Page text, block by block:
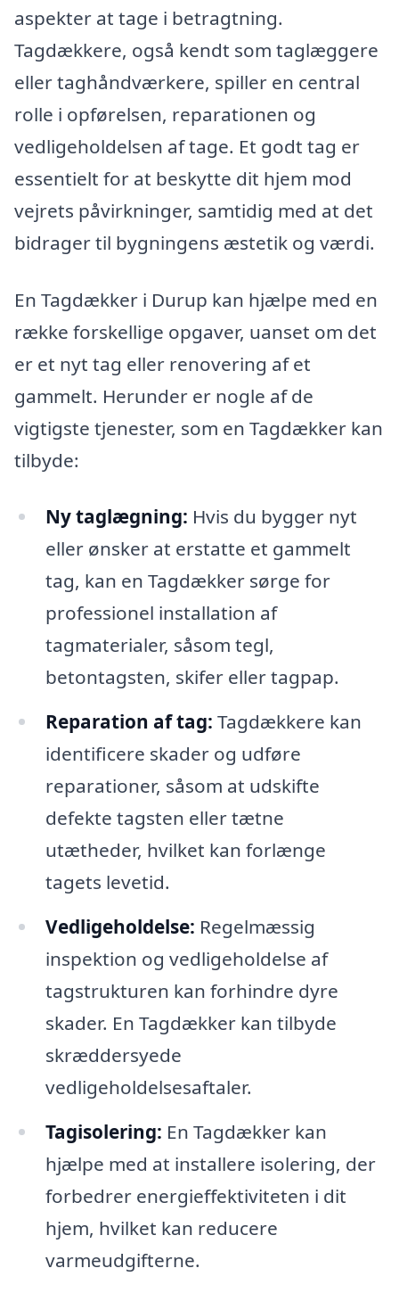
aspekter at tage i betragtning.
Tagdækkere, også kendt som taglæggere
eller taghåndværkere, spiller en central
rolle i opførelsen, reparationen og
vedligeholdelsen af tage. Et godt tag er
essentielt for at beskytte dit hjem mod
vejrets påvirkninger, samtidig med at det
bidrager til bygningens æstetik og værdi.
En Tagdækker i Durup kan hjælpe med en
række forskellige opgaver, uanset om det
er et nyt tag eller renovering af et
gammelt. Herunder er nogle af de
vigtigste tjenester, som en Tagdækker kan
tilbyde:
Ny taglægning: Hvis du bygger nyt
eller ønsker at erstatte et gammelt
tag, kan en Tagdækker sørge for
professionel installation af
tagmaterialer, såsom tegl,
betontagsten, skifer eller tagpap.
Reparation af tag: Tagdækkere kan
identificere skader og udføre
reparationer, såsom at udskifte
defekte tagsten eller tætne
utætheder, hvilket kan forlænge
tagets levetid.
Vedligeholdelse: Regelmæssig
inspektion og vedligeholdelse af
tagstrukturen kan forhindre dyre
skader. En Tagdækker kan tilbyde
skræddersyede
vedligeholdelsesaftaler.
Tagisolering: En Tagdækker kan
hjælpe med at installere isolering, der
forbedrer energieffektiviteten i dit
hjem, hvilket kan reducere
varmeudgifterne.